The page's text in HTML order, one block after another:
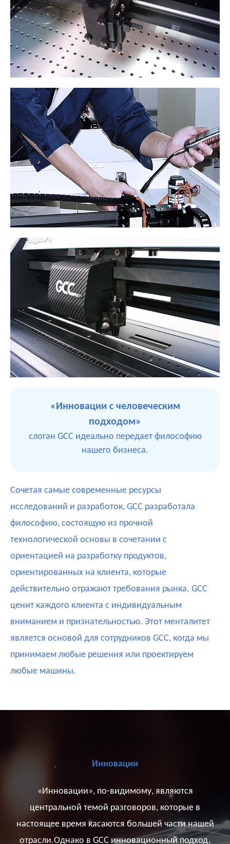
«Инновации с человеческим
подходом»
слоган GCC идеально передает философию
нашего бизнеса.
Сочетая самые современные ресурсы
исследований и разработок, GCC разработала
философию, состоящую из прочной
технологической основы в сочетании с
ориентацией на разработку продуктов,
ориентированных на клиента, которые
действительно отражают требования рынка. GCC
ценит каждого клиента с индивидуальным
вниманием и признательностью. Этот менталитет
является основой для сотрудников GCC, когда мы
принимаем любые решения или проектируем
любые машины.
Инновации
«Инновации», по-видимому, являются
центральной темой разговоров, которые в
настоящее время касаются большей части нашей
отрасли.Однако в GCC инновационный подход,